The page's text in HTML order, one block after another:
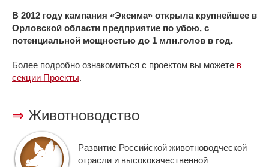
В 2012 году кампания «Эксима» открыла крупнейшее в
Орловской области предприятие по убою, с
потенциальной мощностью до 1 млн.голов в год.
Более подробно ознакомиться с проектом вы можете в
секции Проекты.
⇒ Животноводство
Развитие Российской животноводческой
отрасли и высококачественной